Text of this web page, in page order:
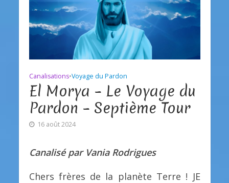
Canalisations•Voyage du Pardon
El Morya – Le Voyage du
Pardon – Septième Tour
16 août 2024
Canalisé par Vania Rodrigues
Chers frères de la planète Terre ! JE